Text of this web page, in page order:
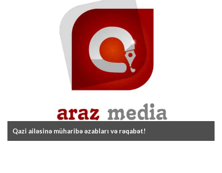
Qazi ailəsinə müharibə əzabları və rəqabət!